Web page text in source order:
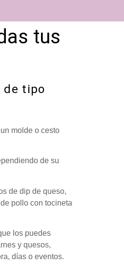
tus
de tipo
molde o cesto
de su
de dip de queso,
pollo con tocineta
los puedes
y quesos,
días o eventos.